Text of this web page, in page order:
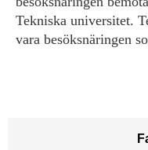
Tekniska universitet.
vara besöksnäringen